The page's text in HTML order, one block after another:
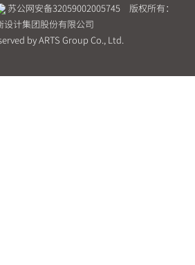
苏公网安备32059002005745版权所有：
设计集团股份有限公司
by ARTS Group Co., Ltd.